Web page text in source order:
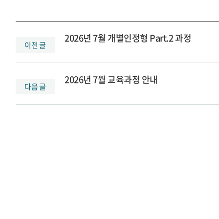
이전 글
2026년 7월 개별인정형 Part.2 과정
다음 글
2026년 7월 교육과정 안내